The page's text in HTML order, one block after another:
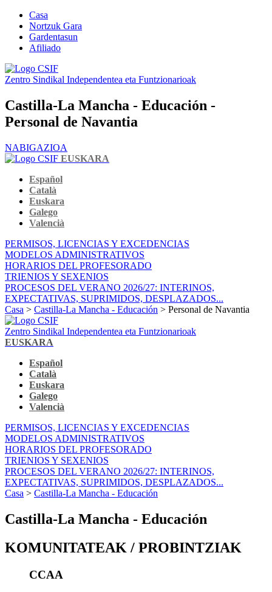
Casa
Nortzuk Gara
Gardentasun
Afiliado
Zentro Sindikal Independentea eta Funtzionarioak
Castilla-La Mancha - Educación -
Personal de Navantia
NABIGAZIOA
EUSKARA
Español
Català
Euskara
Galego
Valencià
PERMISOS, LICENCIAS Y EXCEDENCIAS
MODELOS ADMINISTRATIVOS
HORARIOS DEL PROFESORADO
TRIENIOS Y SEXENIOS
PROCESOS DEL VERANO 2026/27: INTERINOS,
EXPECTATIVAS, SUPRIMIDOS, DESPLAZADOS...
Casa > Castilla-La Mancha - Educación > Personal de Navantia
Zentro Sindikal Independentea eta Funtzionarioak
EUSKARA
Español
Català
Euskara
Galego
Valencià
PERMISOS, LICENCIAS Y EXCEDENCIAS
MODELOS ADMINISTRATIVOS
HORARIOS DEL PROFESORADO
TRIENIOS Y SEXENIOS
PROCESOS DEL VERANO 2026/27: INTERINOS,
EXPECTATIVAS, SUPRIMIDOS, DESPLAZADOS...
Casa > Castilla-La Mancha - Educación
Castilla-La Mancha - Educación
KOMUNITATEAK / PROBINTZIAK
CCAA